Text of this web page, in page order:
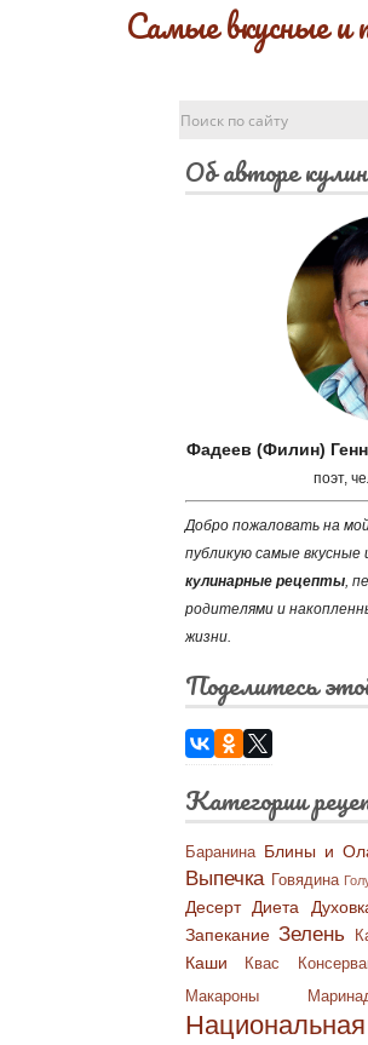
Самые вкусные и
Об авторе
Фадеев (Филин)
поэт,
Добро пожаловать на
публикую самые
кулинарные рецепты ,
родителями и
жизни.
Поделитесь
Категории
Баранина Блины и
Выпечка Говядина
Десерт
Диета
Запекание Зелень
Каши Квас
Макароны